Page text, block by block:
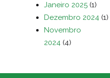
Janeiro 2025 (1)
Dezembro 2024 (1)
Novembro
2024 (4)